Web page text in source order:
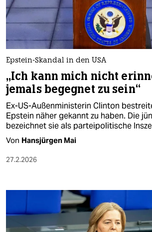
nord
wahrheit
verlag
verlag
veranstaltungen
shop
fragen & hilfe
unterstützen
genossenschaft
epaper login
Epstein-Skandal in den USA
„Ich kann mich nicht
jemals begegnet zu sein“
Ex-US-Außenministerin Clinton
Epstein näher gekannt zu haben. Die
bezeichnet sie als parteipolitische
Von Hansjürgen Mai
27.2.2026